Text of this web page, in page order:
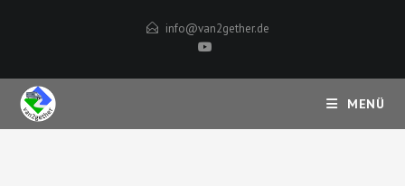
info@van2gether.de
MENÜ